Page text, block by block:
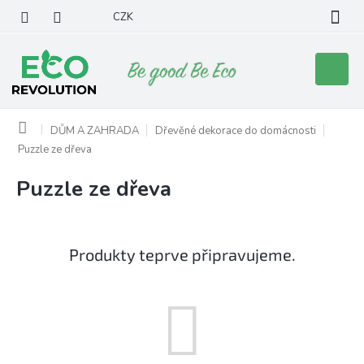
obsah
CZK
košík
Domů DŮM A ZAHRADA
Dřevěné dekorace do domácnosti
Puzzle ze dřeva
Puzzle ze dřeva
Produkty teprve připravujeme.